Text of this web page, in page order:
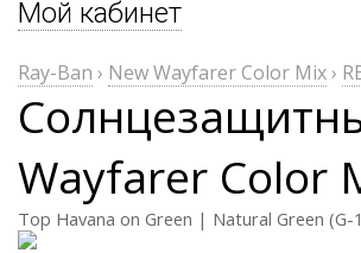
Мой кабинет
Ray-Ban › New Wayfarer Color Mix›
Wayfarer Color
Top Havana on Green | Natural Green (G-